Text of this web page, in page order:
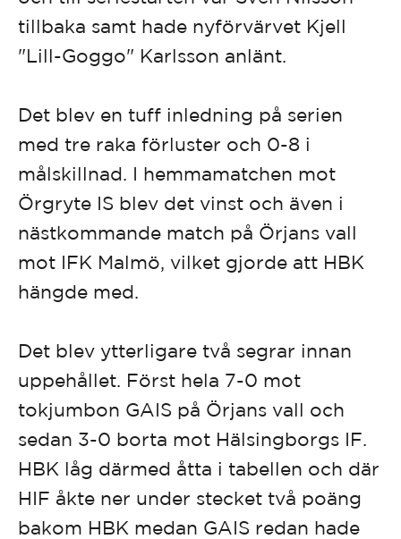
tillbaka samt hade nyförvärvet Kjell
"Lill-Goggo" Karlsson anlänt.
Det blev en tuff inledning på serien
med tre raka förluster och 0-8 i
målskillnad. I hemmamatchen mot
Örgryte IS blev det vinst och även i
nästkommande match på Örjans vall
mot IFK Malmö, vilket gjorde att HBK
hängde med.
Det blev ytterligare två segrar innan
uppehållet. Först hela 7-0 mot
tokjumbon GAIS på Örjans vall och
sedan 3-0 borta mot Hälsingborgs IF.
HBK låg därmed åtta i tabellen och där
HIF åkte ner under stecket två poäng
bakom HBK medan GAIS redan hade